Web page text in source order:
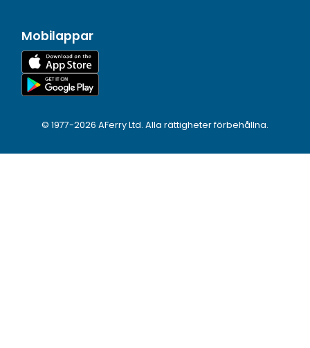
Mobilappar
© 1977-2026 AFerry Ltd. Alla rättigheter förbehållna.